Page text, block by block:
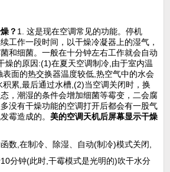
？ 1. 这是现在空调常见的功能。停机
工作一段时间，以干燥冷凝器上的湿气，
和细菌。一般在十分钟左右工作就会自动
燥的原因:(1)在夏天空调制冷,由于室内温
表面的热交换器温度较低,热空气中的水会
累,最后通过水槽,(2)当空调关闭时，换
，潮湿的条件会增加细菌等霉变，二会腐
没有干燥功能的空调打开后都会有一股气
霉造成的。 美的空调天机后屏幕显示干燥
数,在制冷、除湿、自动(制冷)模式关闭,
分钟(此时,干霉模式是光明的)吹干水分